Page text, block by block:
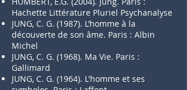
Hachette Littérature Pluriel Psychanalyse
JUNG, C. G. (1987). L’homme à la
découverte de son âme. Paris : Albin
Michel
JUNG, C. G. (1968). Ma Vie. Paris :
Gallimard
JUNG, C. G. (1964). L'homme et ses